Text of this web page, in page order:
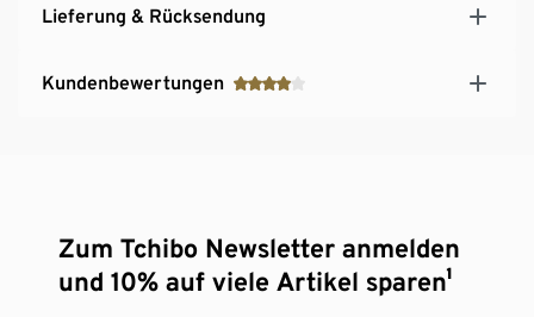
Lieferung & Rücksendung
Kundenbewertungen
Zum Tchibo Newsletter anmelden
und 10% auf viele Artikel sparen¹